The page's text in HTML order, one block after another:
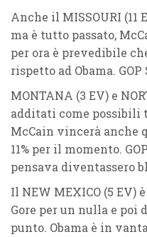
Anche il MISSOURI (11
ma è tutto passato,
per ora è prevedibile
rispetto ad Obama.
MONTANA (3 EV) e
additati come possibili
McCain vincerà anche
11% per il momento.
pensava diventassero
Il NEW MEXICO (5 EV)
Gore per un nulla e poi
punto. Obama è in